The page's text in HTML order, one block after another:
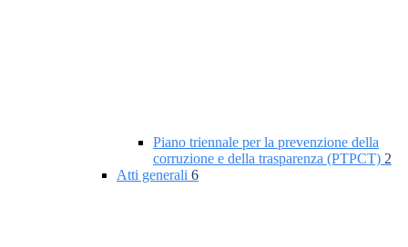
Piano triennale per la prevenzione della
corruzione e della trasparenza (PTPCT) 2
Atti generali 6